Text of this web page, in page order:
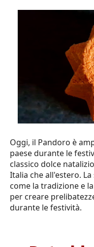
Oggi, il Pandoro è
paese durante le
classico dolce
Italia che all'estero.
come la tradizione e
per creare
durante le festività.